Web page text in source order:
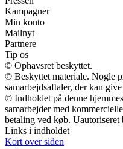
Kampagner
Min konto
Mailnyt
Partnere
Tip os
© Ophavsret beskyttet.
© Beskyttet materiale. Nogle
samarbejdsaftaler, der kan
© Indholdet på denne
samarbejder med
betaling ved køb. Uautoriseret
Links i indholdet
Kort over siden